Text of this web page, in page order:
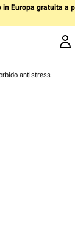
Europa gratuita a
antistress